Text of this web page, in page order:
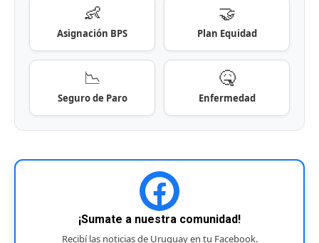
👶
Asignación BPS
🤝
Plan Equidad
📉
Seguro de Paro
🤒
Enfermedad
¡Sumate a nuestra comunidad!
Recibí las noticias de Uruguay en tu Facebook.